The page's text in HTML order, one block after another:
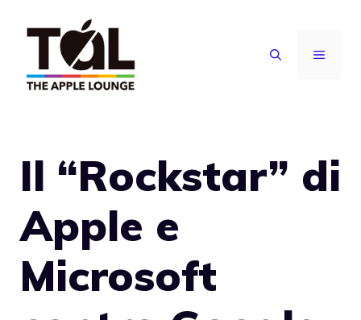
contenuto
MENU
Il “Rockstar” di
Apple e
Microsoft